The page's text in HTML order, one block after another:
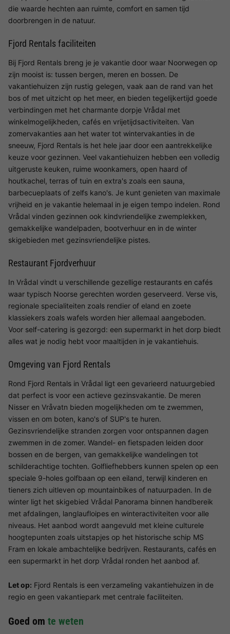
die waarde hechten aan ruimte, comfort en samen tijd
doorbrengen in de natuur.
Fjord Rentals faciliteiten
Bij Fjord Rentals breng je je vakantie door waar Noorwegen op
zijn mooist is: tussen bergen, meren en bossen. De
vakantiehuizen zijn rustig gelegen, vaak aan de rand van het
bos of met uitzicht op het meer, en bieden tegelijkertijd goede
verbindingen met het charmante dorpje Vrådal met
winkelmogelijkheden, cafés en vrijetijdsactiviteiten. Van
zomervakanties aan het water tot wintervakanties in de
sneeuw, Fjord Rentals is het hele jaar door een aantrekkelijke
keuze voor gezinnen. Veel vakantiehuizen hebben een volledig
uitgeruste keuken, ruime woonkamers, open haard of
houtkachel, terras of tuin en extra's zoals een sauna,
barbecueplaats of zelfs kano's. Je kunt genieten van maximale
vrijheid en je vakantie helemaal in je eigen tempo indelen. Rond
Vrådal vinden gezinnen ook kindvriendelijke zwemplekken,
gemakkelijke wandelpaden, bootverhuur en in de winter
skigebieden met gezinsvriendelijke pistes.
Restaurant Fjordverhuur
In Vrådal vindt u verschillende gezellige restaurants en cafés
waar typisch Noorse gerechten worden geserveerd. Verse vis,
regionale specialiteiten zoals rendier of eland en zoete
klassiekers zoals wafels worden hier allemaal aangeboden.
Voor self-catering is gezorgd: een supermarkt in het dorp biedt
alles wat je nodig hebt voor maaltijden in je vakantiehuis.
Omgeving van Fjord Rentals
Rond Fjord Rentals in Vrådal ligt een gevarieerd natuurgebied
dat perfect is voor een actieve gezinsvakantie. De meren
Nisser en Vråvatn bieden mogelijkheden om te zwemmen,
vissen en om boten, kano's of SUP's te huren.
Gezinsvriendelijke stranden zorgen voor ontspannen dagen
zwemmen in de zomer. Wandel- en fietspaden leiden door
bossen en de bergen, van gemakkelijke wandelingen tot
schilderachtige tochten. Golfliefhebbers kunnen spelen op een
speciale 9-holes golfbaan op een eiland, terwijl kinderen en
tieners zich uitleven op mountainbikes of natuurpaden. In de
winter ligt het skigebied Vrådal Panorama binnen handbereik
met afdalingen, langlaufloipes en winteractiviteiten voor alle
niveaus. Het aanbod wordt aangevuld met kleine culturele
hoogtepunten zoals uitstapjes op het historische schip MS
Fram en lokale ambachtelijke bedrijven. Restaurants, cafés en
een supermarkt in het dorp Vrådal ronden het aanbod af.
Let op: Fjord Rentals is een verzameling vakantiehuizen in de
regio en geen vakantiepark met centrale faciliteiten.
Goed om te weten